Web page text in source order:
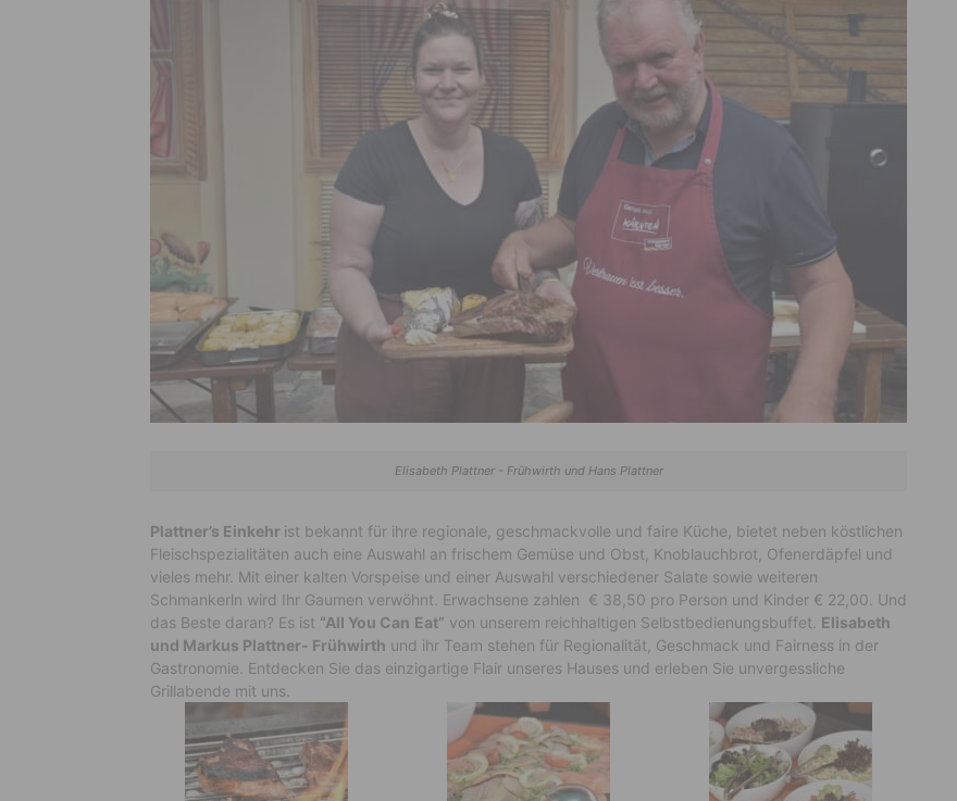
Elisabeth Plattner - Frühwirth und Hans Plattner
Plattner’s Einkehr ist bekannt für ihre regionale, geschmackvolle und faire Küche, bietet neben köstlichen
Fleischspezialitäten auch eine Auswahl an frischem Gemüse und Obst, Knoblauchbrot, Ofenerdäpfel und
vieles mehr. Mit einer kalten Vorspeise und einer Auswahl verschiedener Salate sowie weiteren
Schmankerln wird Ihr Gaumen verwöhnt. Erwachsene zahlen € 38,50 pro Person und Kinder € 22,00. Und
das Beste daran? Es ist “All You Can Eat” von unserem reichhaltigen Selbstbedienungsbuffet. Elisabeth
und Markus Plattner- Frühwirth und ihr Team stehen für Regionalität, Geschmack und Fairness in der
Gastronomie. Entdecken Sie das einzigartige Flair unseres Hauses und erleben Sie unvergessliche
Grillabende mit uns.